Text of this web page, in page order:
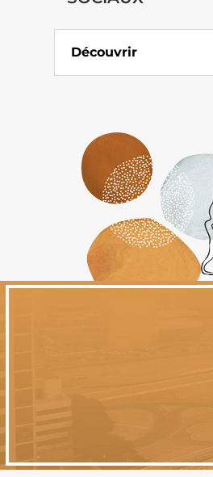
Découvrir